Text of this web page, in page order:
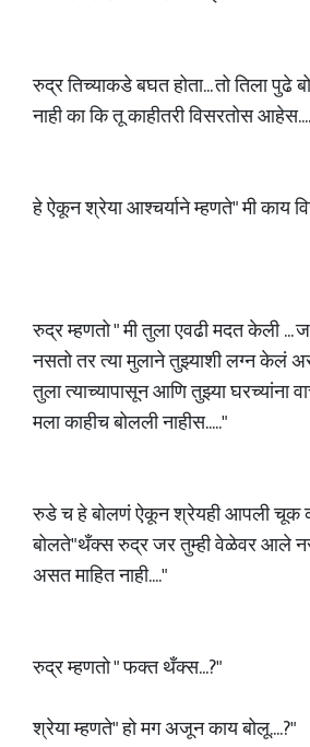
रुद्र तिच्याकडे बघत होता... तो तिला पुढे
नाही का कि तू काहीतरी विसरतोस
हे ऐकून श्रेया आश्चर्याने म्हणते" मी काय
रुद्र म्हणतो " मी तुला एवढी मदत केली
नसतो तर त्या मुलाने तुझ्याशी लग्न केलं
तुला त्याच्यापासून आणि तुझ्या घरच्यांना
मला काहीच बोलली नाहीस....."
रुडे च हे बोलणं ऐकून श्रेयही आपली चूक
बोलते"थँक्स रुद्र जर तुम्ही वेळेवर आले
असत माहित नाही...."
रुद्र म्हणतो " फक्त थँक्स...?"
श्रेया म्हणते" हो मग अजून काय बोलू....?"